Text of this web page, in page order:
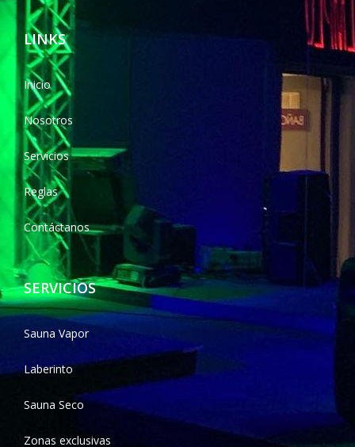
LINKS
Inicio
Nosotros
Servicios
Reglas
Contáctanos
SERVICIOS
Sauna Vapor
Laberinto
Sauna Seco
Zonas exclusivas